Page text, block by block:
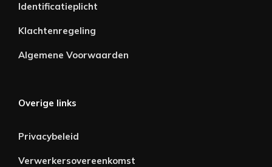
Identificatieplicht
Klachtenregeling
Algemene Voorwaarden
Overige links
Privacybeleid
Verwerkersovereenkomst